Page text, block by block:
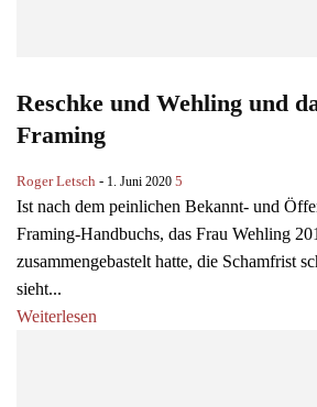
Reschke und Wehling und
Framing
Roger Letsch - 1. Juni 2020 5
Ist nach dem peinlichen Bekannt- und
Framing-Handbuchs, das Frau Wehling
zusammengebastelt hatte, die Schamfrist
sieht...
Weiterlesen